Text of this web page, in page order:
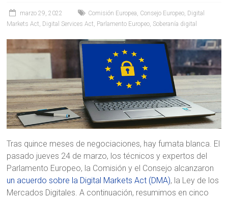
marzo 29, 2022 Comisión Europea, Consejo Europeo, Digital
Markets Act, Digital Services Act, Parlamento Europeo, Soberanía digital
Tras quince meses de negociaciones, hay fumata blanca. El
pasado jueves 24 de marzo, los técnicos y expertos del
Parlamento Europeo, la Comisión y el Consejo alcanzaron
un acuerdo sobre la Digital Markets Act (DMA), la Ley de los
Mercados Digitales. A continuación, resumimos en cinco